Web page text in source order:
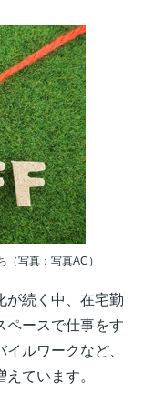
写真：写真AC）
が続く中、在宅勤
ペースで仕事をす
ルワークなど、
ています。